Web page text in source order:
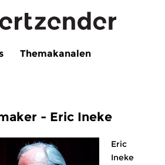
Themakanalen
- Eric Ineke
Eric
Ineke